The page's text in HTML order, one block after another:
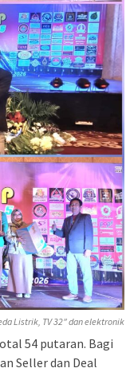
Listrik, TV 32″ dan elektronik
54 putaran. Bagi
Seller dan Deal